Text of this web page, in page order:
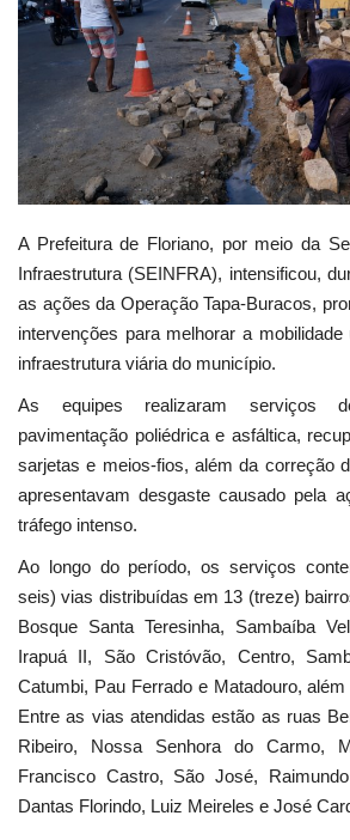
Vídeos
Webmail
Contato
A Prefeitura de Floriano, por meio da
Infraestrutura (SEINFRA), intensificou,
as ações da Operação Tapa-Buracos,
intervenções para melhorar a
infraestrutura viária do município.
As equipes realizaram serviços
pavimentação poliédrica e asfáltica,
sarjetas e meios-fios, além da correção
apresentavam desgaste causado pela
tráfego intenso.
Ao longo do período, os serviços
seis) vias distribuídas em 13 (treze)
Bosque Santa Teresinha, Sambaíba
Irapuá II, São Cristóvão, Centro,
Catumbi, Pau Ferrado e Matadouro,
Entre as vias atendidas estão as ruas
Ribeiro, Nossa Senhora do Carmo,
Francisco Castro, São José,
Dantas Florindo, Luiz Meireles e José